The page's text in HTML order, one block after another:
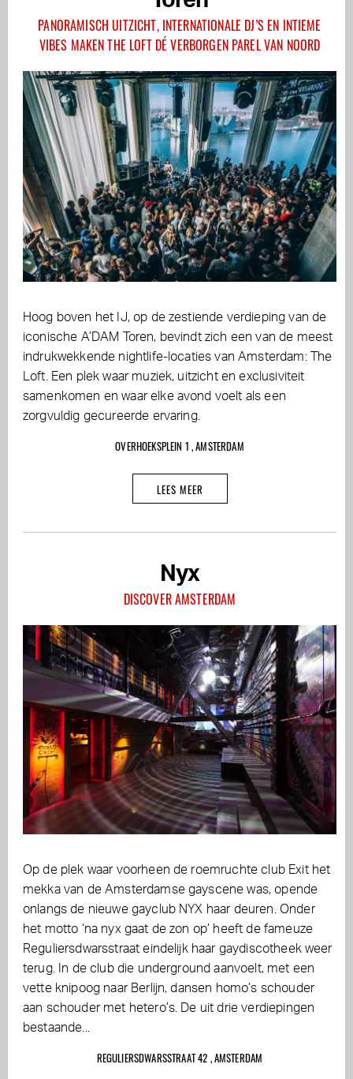
PANORAMISCH UITZICHT, INTERNATIONALE DJ’S EN INTIEME
VIBES MAKEN THE LOFT DÉ VERBORGEN PAREL VAN NOORD
Hoog boven het IJ, op de zestiende verdieping van de
iconische A’DAM Toren, bevindt zich een van de meest
indrukwekkende nightlife-locaties van Amsterdam: The
Loft. Een plek waar muziek, uitzicht en exclusiviteit
samenkomen en waar elke avond voelt als een
zorgvuldig gecureerde ervaring.
OVERHOEKSPLEIN 1 , AMSTERDAM
LEES MEER
Nyx
DISCOVER AMSTERDAM
Op de plek waar voorheen de roemruchte club Exit het
mekka van de Amsterdamse gayscene was, opende
onlangs de nieuwe gayclub NYX haar deuren. Onder
het motto ‘na nyx gaat de zon op’ heeft de fameuze
Reguliersdwarsstraat eindelijk haar gaydiscotheek weer
terug. In de club die underground aanvoelt, met een
vette knipoog naar Berlijn, dansen homo’s schouder
aan schouder met hetero’s. De uit drie verdiepingen
bestaande...
REGULIERSDWARSSTRAAT 42 , AMSTERDAM